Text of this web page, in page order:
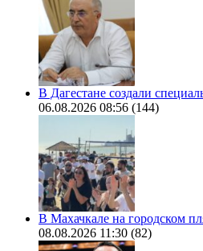
В Дагестане создали
06.08.2026 08:56 (144)
В Махачкале на городском
08.08.2026 11:30 (82)